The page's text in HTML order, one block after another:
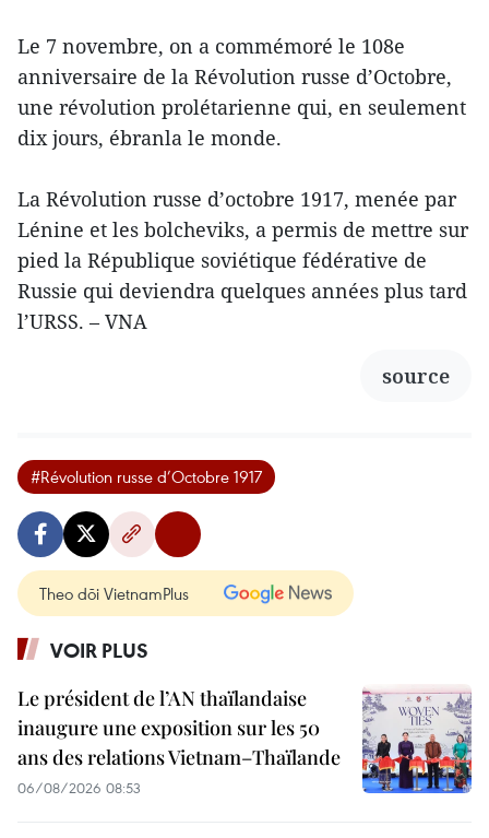
Le 7 novembre, on a commémoré le 108e
anniversaire de la Révolution russe d’Octobre,
une révolution prolétarienne qui, en seulement
dix jours, ébranla le monde.
La Révolution russe d’octobre 1917, menée par
Lénine et les bolcheviks, a permis de mettre sur
pied la République soviétique fédérative de
Russie qui deviendra quelques années plus tard
l’URSS. – VNA
source
#Révolution russe d’Octobre 1917
Theo dõi VietnamPlus
VOIR PLUS
Le président de l’AN thaïlandaise
inaugure une exposition sur les 50
ans des relations Vietnam–Thaïlande
06/08/2026 08:53